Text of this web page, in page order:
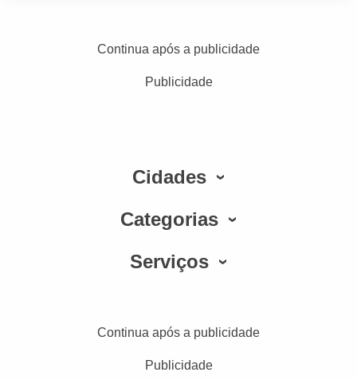
Continua após a publicidade
Publicidade
Cidades
Categorias
Serviços
Continua após a publicidade
Publicidade